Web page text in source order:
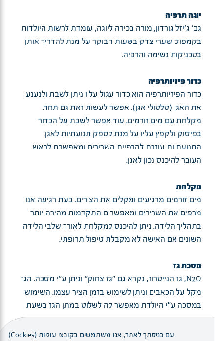
יוגה תרפיה
גב' ג'יזל גורדון, מורה בכירה ליוגה, עומדת לרשות היולדות
בקמפוס שערי צדק בשעות הבוקר על מנת להדריך אותן
בטכניקות נשימה והרפיה.
כדור פיזיותרפיה
כדור הפיזיותרפיה הוא כדור עגול עליו ניתן לשבת ולנענע
את האגן (טלטולי אגן). אפשר לעשות זאת גם תחת
מקלחת עם מים זורמים. עוד אפשר לשבת על הכדור
בפיסוק ולקפץ עליו על מנת לספק תנועתיות לאגן.
התנועתיות עוזרת להרפיית השרירים ומאפשרת לראש
העובר להיכנס נכון לאגן.
מקלחת
מים זורמים מרגיעים ומקלים את הצירים. בעת רגיעה אנו
מרפים את השרירים ומאפשרים התקדמות מהירה יותר
בתהליך הלידה. ניתן להיכנס למקלחת לאורך שלבי הלידה
השונים אם האישה לא מקבלת טיפול תרופתי.
מסכת גז
N2O, גז הנייטרוז, נקרא גם "גז צחוק" וניתן ע"י מסכה. הגז
מקל על הכאבים וניתן לשימוש בזמן הציר עצמו. השימוש
במסכה ע"י היולדת מאפשר לה לשלוט במתן הגז בשעת
הצורך.
עם כניסתך לאתר, אנו משתמשים בקובצי עוגיות (Cookies)